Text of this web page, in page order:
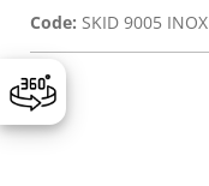
Code: SKID 9005 ΙΝΟΧ